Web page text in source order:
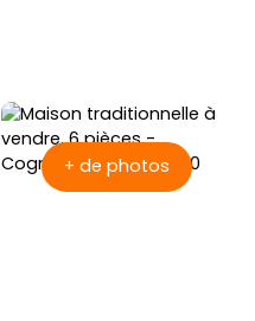
+ de photos